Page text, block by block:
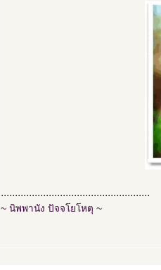
.....................................................
~ นิพพานัง ปัจจโยโหตุ ~